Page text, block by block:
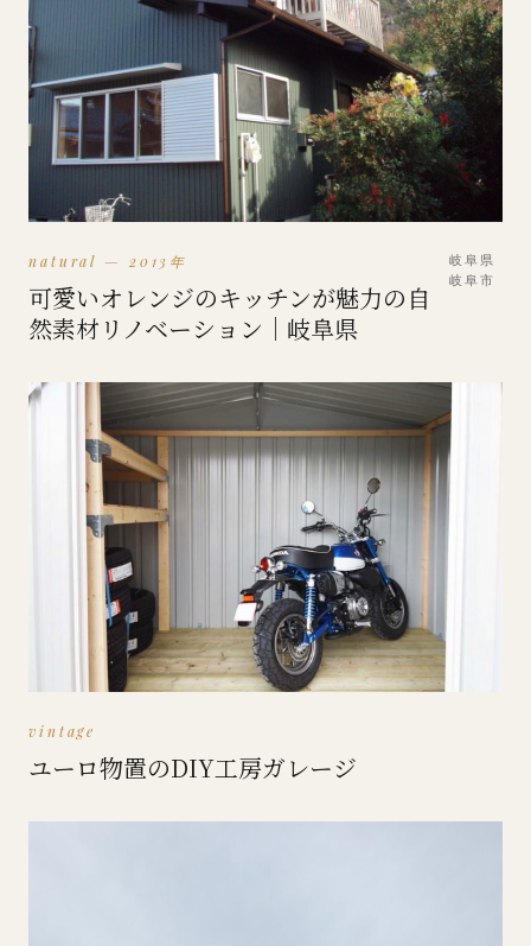
natural — 2013年
可愛いオレンジのキッチンが魅力の自
然素材リノベーション｜岐阜県
岐阜県
岐阜市
vintage
ユーロ物置のDIY工房ガレージ